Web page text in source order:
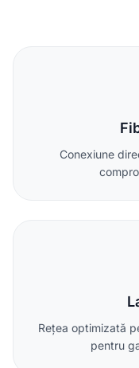
Conexiune
Rețea optimizată
pentru